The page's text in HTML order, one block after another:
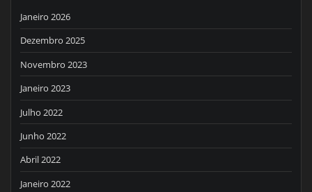
Janeiro 2026
Dezembro 2025
Novembro 2023
Janeiro 2023
Julho 2022
Junho 2022
Abril 2022
Janeiro 2022